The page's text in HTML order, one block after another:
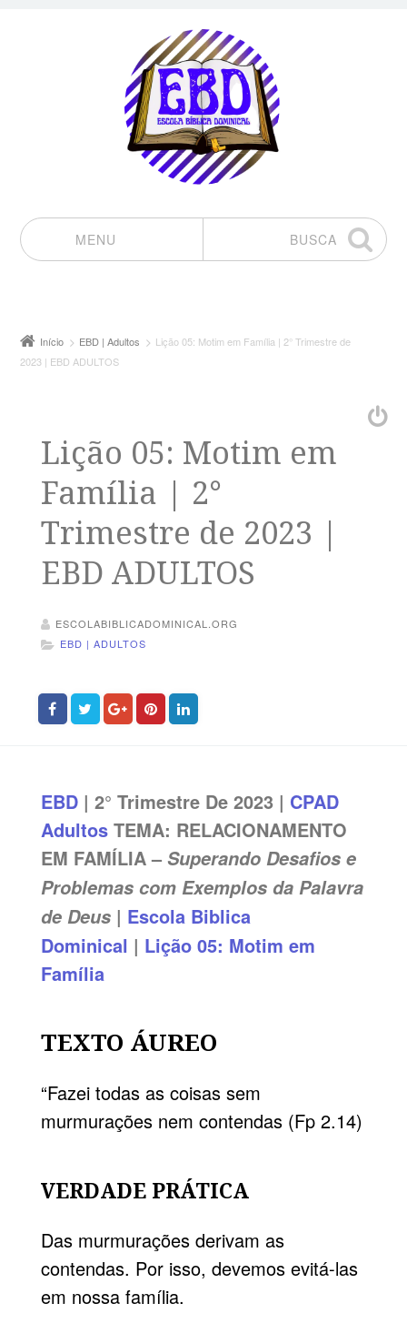
MENU
BUSCA
Início EBD | Adultos
Lição 05: Motim em Família | 2° Trimestre de
2023 | EBD ADULTOS
Lição 05: Motim em
Família | 2°
Trimestre de 2023 |
EBD ADULTOS
ESCOLABIBLICADOMINICAL.ORG
EBD | ADULTOS
EBD| 2° Trimestre De 2023 | CPAD
AdultosTEMA: RELACIONAMENTO
EM FAMÍLIA – Superando Desafios e
Problemas com Exemplos da Palavra
de Deus| Escola Biblica
Dominical | Lição 05: Motim em
Família
TEXTO ÁUREO
“Fazei todas as coisas sem
murmurações nem contendas (Fp 2.14)
VERDADE PRÁTICA
Das murmurações derivam as
contendas. Por isso, devemos evitá-las
em nossa família.